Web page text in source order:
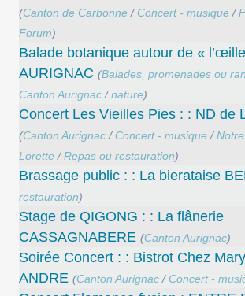
(Canton de Carbonne / Concert - musique /
Forum)
Balade botanique autour de «
AURIGNAC (Balades, promenades ou
Canton Aurignac /nature)
Concert Les Vieilles Pies : : ND de
(Canton Aurignac / Concert - musique /
Lorette /Repas ou restauration)
Brassage public : : La bierataise
restauration)
Stage de QIGONG : : La flânerie
CASSAGNABERE (Canton Aurignac)
Soirée Concert : : Bistrot Chez
ANDRE (Canton Aurignac / Concert -